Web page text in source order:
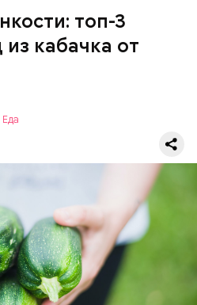
топ-3
кабачка от
Еда